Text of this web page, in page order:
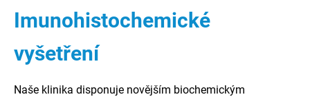
Imunohistochemické
vyšetření
Naše klinika disponuje novějším biochemickým